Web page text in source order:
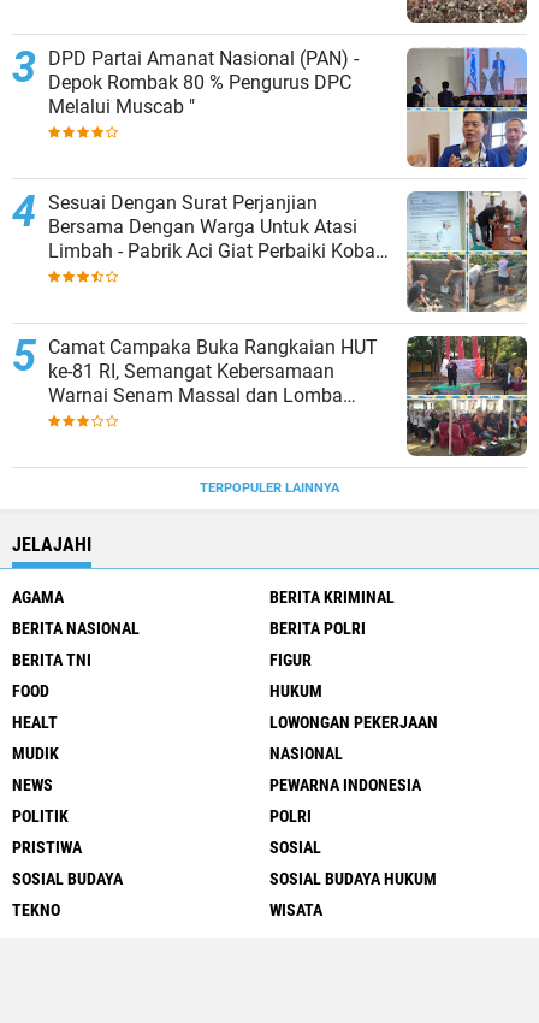
DPD Partai Amanat Nasional (PAN) -
Depok Rombak 80 % Pengurus DPC
Melalui Muscab "
Sesuai Dengan Surat Perjanjian
Bersama Dengan Warga Untuk Atasi
Limbah - Pabrik Aci Giat Perbaiki Kobak
Penampungan Air
Camat Campaka Buka Rangkaian HUT
ke-81 RI, Semangat Kebersamaan
Warnai Senam Massal dan Lomba
Karaoke Perangkat Desa
TERPOPULER LAINNYA
JELAJAHI
AGAMA
BERITA KRIMINAL
BERITA NASIONAL
BERITA POLRI
BERITA TNI
FIGUR
FOOD
HUKUM
HEALT
LOWONGAN PEKERJAAN
MUDIK
NASIONAL
NEWS
PEWARNA INDONESIA
POLITIK
POLRI
PRISTIWA
SOSIAL
SOSIAL BUDAYA
SOSIAL BUDAYA HUKUM
TEKNO
WISATA